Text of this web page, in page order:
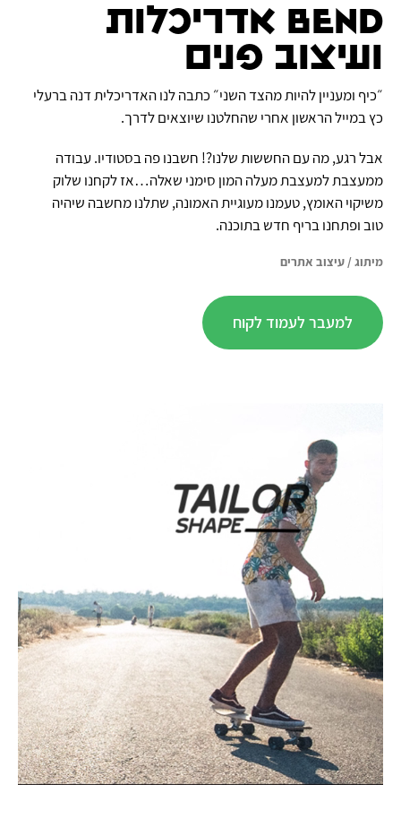
BeND אדריכלות
ועיצוב פנים
״כיף ומעניין להיות מהצד השני״ כתבה לנו האדריכלית דנה ברעלי
כץ במייל הראשון אחרי שהחלטנו שיוצאים לדרך.
אבל רגע, מה עם החששות שלנו?! חשבנו פה בסטודיו. עבודה
ממעצבת למעצבת מעלה המון סימני שאלה…אז לקחנו שלוק
משיקוי האומץ, טעמנו מעוגיית האמונה, שתלנו מחשבה שיהיה
טוב ופתחנו בריף חדש בתוכנה.
מיתוג/עיצוב אתרים
למעבר לעמוד לקוח